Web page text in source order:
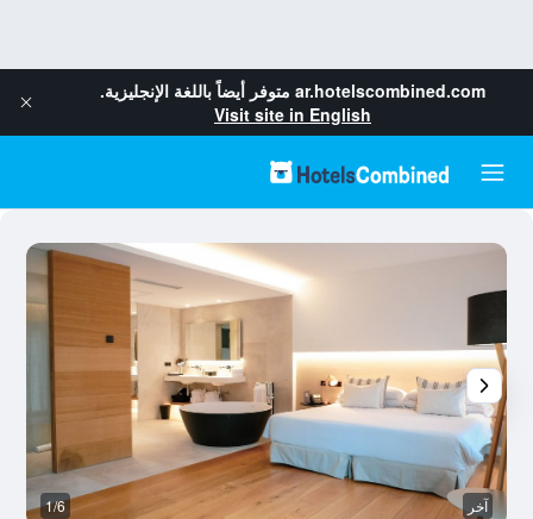
ar.hotelscombined.com متوفر أيضاً باللغة الإنجليزية.
Visit site in English
آخر 1/6